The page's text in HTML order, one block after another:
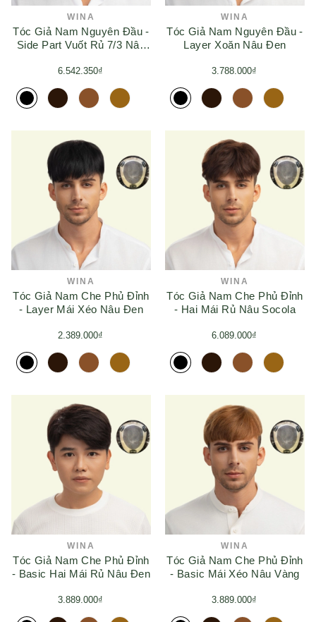
WINA
Tóc Giả Nam Nguyên Đầu -
Side Part Vuốt Rủ 7/3 Nâu
6.542.350₫
WINA
Tóc Giả Nam Nguyên Đầu -
Layer Xoăn Nâu Đen
3.788.000₫
WINA
Tóc Giả Nam Che Phủ Đỉnh
- Layer Mái Xéo Nâu Đen
2.389.000₫
WINA
Tóc Giả Nam Che Phủ Đỉnh
- Hai Mái Rủ Nâu Socola
6.089.000₫
WINA
Tóc Giả Nam Che Phủ Đỉnh
- Basic Hai Mái Rủ Nâu Đen
3.889.000₫
WINA
Tóc Giả Nam Che Phủ Đỉnh
- Basic Mái Xéo Nâu Vàng
3.889.000₫